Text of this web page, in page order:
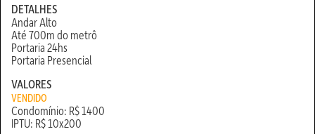
DETALHES
Andar Alto
Até 700m do metrô
Portaria 24hs
Portaria Presencial
VALORES
VENDIDO
Condomínio: R$ 1400
IPTU: R$ 10x200